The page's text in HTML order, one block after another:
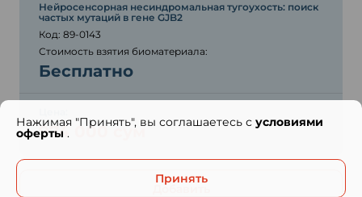
Нейросенсорная несиндромальная тугоухость: поиск
частых мутаций в гене GJB2
Код: 89-0143
Стоимость взятия биоматериала:
Бесплатно
974 000 сум
Добавить
Нажимая "Принять", вы соглашаетесь с условиями
оферты .
Принять